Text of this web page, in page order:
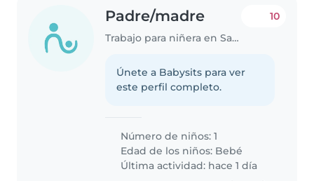
Padre/madre
Trabajo para niñera en Santa Anita - Los Ficus
10
Únete a Babysits para ver
este perfil completo.
Número de niños: 1
Edad de los niños: Bebé
Última actividad: hace 1 día